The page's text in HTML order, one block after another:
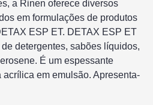
a Rinen oferece diversos
em formulações de produtos
ESP ET. DETAX ESP ET
detergentes, sabões líquidos,
É um espessante
em emulsão. Apresenta-